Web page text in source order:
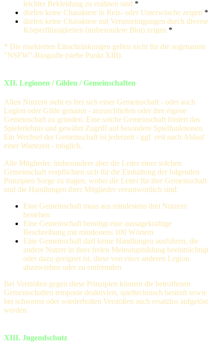
leichter Bekleidung zu erahnen sind *
dürfen keine Charaktere in Reiz- oder Unterwäsche zeigen *
dürfen keine Charaktere mit Verunreinigungen durch diverse
Körperflüssigkeiten (insbesondere Blut) zeigen *
* Die markierten Einschränkungen gelten nicht für die sogenannte
"NSFW"-Biografie (siehe Punkt XIII).
XII. Legionen / Gilden / Gemeinschaften
Allen Nutzern steht es frei sich einer Gemeinschaft - oder auch
Legion oder Gilde genannt - anzuschließen oder ihre eigene
Gemeinschaft zu gründen. Eine solche Gemeinschaft fördert das
Spielerlebnis und gewährt Zugriff auf besondere Spielfunktionen.
Ein Wechsel der Gemeinschaft ist jederzeit - ggf. erst nach Ablauf
einer Wartezeit - möglich.
Alle Mitglieder, insbesondere aber die Leiter einer solchen
Gemeinschaft verpflichten sich für die Einhaltung der folgenden
Prinzipien Sorge zu tragen, wobei die Leiter für ihre Gemeinschaft
und die Handlungen ihrer Mitglieder verantwortlich sind:
Eine Gemeinschaft muss aus mindestens drei Nutzern
bestehen
Eine Gemeinschaft benötigt eine aussagekräftige
Beschreibung mit mindestens 100 Wörtern
Eine Gemeinschaft darf keine Handlungen ausführen, die
andere Nutzer in ihrer freien Meinungsbildung beeinträchtigt
oder dazu geeignet ist, diese von einer anderen Legion
abzuwerben oder zu entfremden
Bei Verstößen gegen diese Prinzipien können die betroffenen
Gemeinschaften temporär deaktiviert, spieltechnisch bestraft sowie
bei schweren oder wiederholten Verstößen auch ersatzlos aufgelöst
werden.
XIII. Jugendschutz